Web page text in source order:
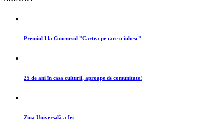
Premiul I la Concursul ”Cartea pe care o iubesc”
25 de ani în casa culturii, aproape de comunitate!
Ziua Universală a Iei